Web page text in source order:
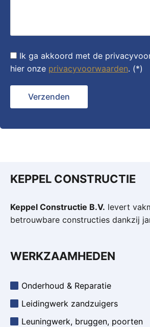
Ik ga akkoord met de
hier onze privacyvoorwaarden. (*)
KEPPEL CONSTRUCTIE
Keppel Constructie B.V. levert
betrouwbare constructies dankzij
WERKZAAMHEDEN
Onderhoud & Reparatie
Leidingwerk zandzuigers
Leuningwerk, bruggen, poorten